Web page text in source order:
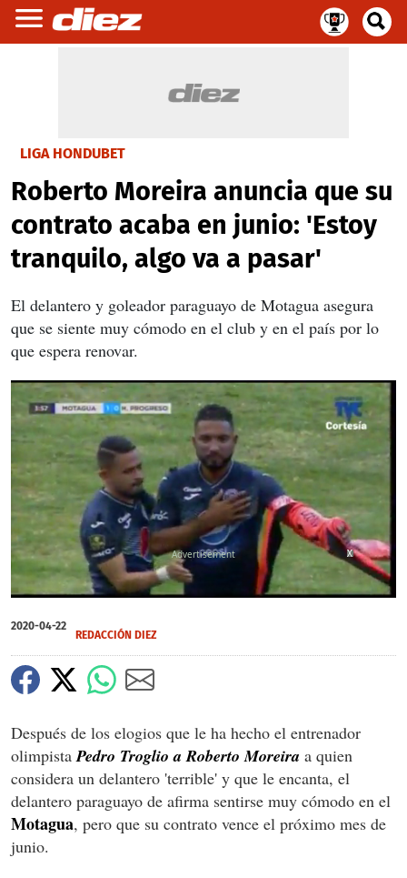
LIGA HONDUBET
Roberto Moreira anuncia que su
contrato acaba en junio: 'Estoy
tranquilo, algo va a pasar'
El delantero y goleador paraguayo de Motagua asegura
que se siente muy cómodo en el club y en el país por lo
que espera renovar.
seconds
of
minutes,
15
seconds
X
X
2020-04-22
REDACCIÓN DIEZ
Después de los elogios que le ha hecho el entrenador
olimpista Pedro Troglio a Roberto Moreira a quien
considera un delantero 'terrible' y que le encanta, el
delantero paraguayo de afirma sentirse muy cómodo en el
Motagua, pero que su contrato vence el próximo mes de
junio.